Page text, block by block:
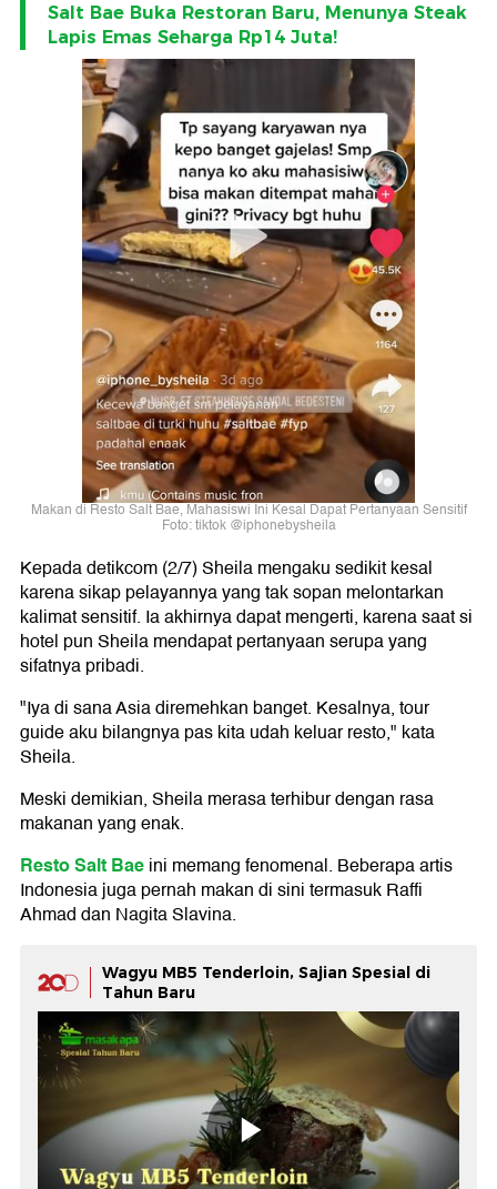
Salt Bae Buka Restoran Baru, Menunya Steak
Lapis Emas Seharga Rp14 Juta!
Makan di Resto Salt Bae, Mahasiswi Ini Kesal Dapat Pertanyaan Sensitif
Foto: tiktok @iphonebysheila
Kepada detikcom (2/7) Sheila mengaku sedikit kesal
karena sikap pelayannya yang tak sopan melontarkan
kalimat sensitif. Ia akhirnya dapat mengerti, karena saat si
hotel pun Sheila mendapat pertanyaan serupa yang
sifatnya pribadi.
"Iya di sana Asia diremehkan banget. Kesalnya, tour
guide aku bilangnya pas kita udah keluar resto," kata
Sheila.
Meski demikian, Sheila merasa terhibur dengan rasa
makanan yang enak.
Resto Salt Baeini memang fenomenal. Beberapa artis
Indonesia juga pernah makan di sini termasuk Raffi
Ahmad dan Nagita Slavina.
Wagyu MB5 Tenderloin, Sajian Spesial di
Tahun Baru